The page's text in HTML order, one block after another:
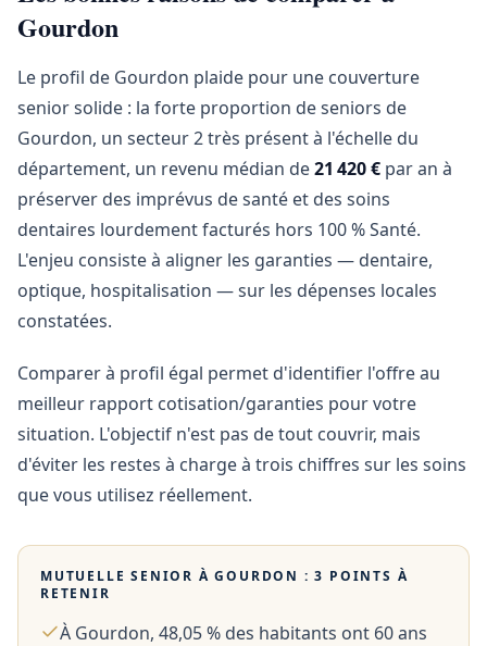
Gourdon
Le profil de Gourdon plaide pour une couverture
senior solide : la forte proportion de seniors de
Gourdon, un secteur 2 très présent à l'échelle du
département, un revenu médian de21 420 € par an à
préserver des imprévus de santé et des soins
dentaires lourdement facturés hors 100 % Santé.
L'enjeu consiste à aligner les garanties — dentaire,
optique, hospitalisation — sur les dépenses locales
constatées.
Comparer à profil égal permet d'identifier l'offre au
meilleur rapport cotisation/garanties pour votre
situation. L'objectif n'est pas de tout couvrir, mais
d'éviter les restes à charge à trois chiffres sur les soins
que vous utilisez réellement.
MUTUELLE SENIOR ÀGOURDON : 3 POINTS À
RETENIR
À Gourdon, 48,05 % des habitants ont 60 ans